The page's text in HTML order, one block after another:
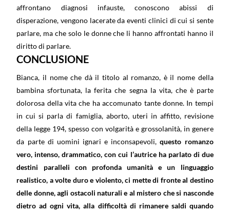
affrontano diagnosi infauste, conoscono abissi di
disperazione, vengono lacerate da eventi clinici di cui si sente
parlare, ma che solo le donne che li hanno affrontati hanno il
diritto di parlare.
CONCLUSIONE
Bianca, il nome che dà il titolo al romanzo, è il nome della
bambina sfortunata, la ferita che segna la vita, che è parte
dolorosa della vita che ha accomunato tante donne. In tempi
in cui si parla di famiglia, aborto, uteri in affitto, revisione
della legge 194, spesso con volgarità e grossolanità, in genere
da parte di uomini ignari e inconsapevoli,questo romanzo
vero, intenso, drammatico, con cui l’autrice ha parlato di due
destini paralleli con profonda umanità e un linguaggio
realistico, a volte duro e violento, ci mette di fronte al destino
delle donne, agli ostacoli naturali e al mistero che si nasconde
dietro ad ogni vita, alla difficoltà di rimanere saldi quando